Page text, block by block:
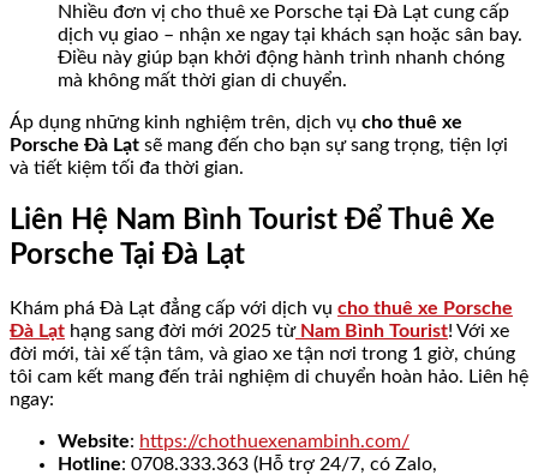
Nhiều đơn vị cho thuê xe Porsche tại Đà Lạt cung cấp
dịch vụ giao – nhận xe ngay tại khách sạn hoặc sân bay.
Điều này giúp bạn khởi động hành trình nhanh chóng
mà không mất thời gian di chuyển.
Áp dụng những kinh nghiệm trên, dịch vụ cho thuê xe
Porsche Đà Lạt sẽ mang đến cho bạn sự sang trọng, tiện lợi
và tiết kiệm tối đa thời gian.
Liên Hệ Nam Bình Tourist Để Thuê Xe
Porsche Tại Đà Lạt
Khám phá Đà Lạt đẳng cấp với dịch vụ cho thuê xe Porsche
Đà Lạt hạng sang đời mới 2025 từ Nam Bình Tourist! Với xe
đời mới, tài xế tận tâm, và giao xe tận nơi trong 1 giờ, chúng
tôi cam kết mang đến trải nghiệm di chuyển hoàn hảo. Liên hệ
ngay:
Website: https://chothuexenambinh.com/
Hotline: 0708.333.363 (Hỗ trợ 24/7, có Zalo,